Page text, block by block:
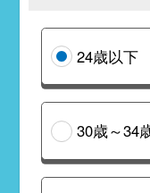
24歳以下
30歳～34